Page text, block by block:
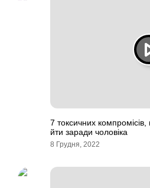
7 токсичних компромісів,
йти заради чоловіка
8 Грудня, 2022